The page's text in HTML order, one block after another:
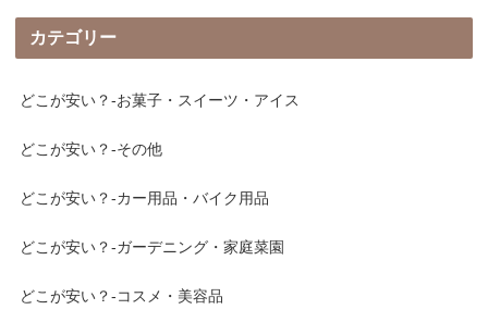
カテゴリー
どこが安い？-お菓子・スイーツ・アイス
どこが安い？-その他
どこが安い？-カー用品・バイク用品
どこが安い？-ガーデニング・家庭菜園
どこが安い？-コスメ・美容品